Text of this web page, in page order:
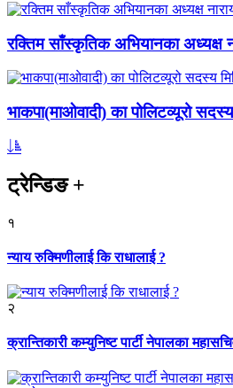
रक्तिम साँस्कृतिक अभियानका अध्यक्ष
भाकपा(माओवादी) का पोलिटव्यूरो सदस्य
ट्रेन्डिङ+
१
न्याय रुक्मिणीलाई कि राधालाई ?
२
क्रान्तिकारी कम्युनिष्ट पार्टी नेपालका